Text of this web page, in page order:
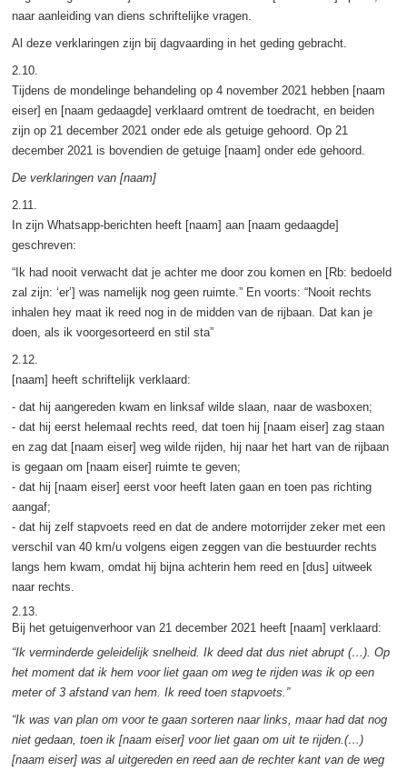
naar aanleiding van diens schriftelijke vragen.
Al deze verklaringen zijn bij dagvaarding in het geding gebracht.
2.10.
Tijdens de mondelinge behandeling op 4 november 2021 hebben [naam
eiser] en [naam gedaagde] verklaard omtrent de toedracht, en beiden
zijn op 21 december 2021 onder ede als getuige gehoord. Op 21
december 2021 is bovendien de getuige [naam] onder ede gehoord.
De verklaringen van [naam]
2.11.
In zijn Whatsapp-berichten heeft [naam] aan [naam gedaagde]
geschreven:
“Ik had nooit verwacht dat je achter me door zou komen en [Rb: bedoeld
zal zijn: ‘er’] was namelijk nog geen ruimte.” En voorts: “Nooit rechts
inhalen hey maat ik reed nog in de midden van de rijbaan. Dat kan je
doen, als ik voorgesorteerd en stil sta”
2.12.
[naam] heeft schriftelijk verklaard:
- dat hij aangereden kwam en linksaf wilde slaan, naar de wasboxen;
- dat hij eerst helemaal rechts reed, dat toen hij [naam eiser] zag staan
en zag dat [naam eiser] weg wilde rijden, hij naar het hart van de rijbaan
is gegaan om [naam eiser] ruimte te geven;
- dat hij [naam eiser] eerst voor heeft laten gaan en toen pas richting
aangaf;
- dat hij zelf stapvoets reed en dat de andere motorrijder zeker met een
verschil van 40 km/u volgens eigen zeggen van die bestuurder rechts
langs hem kwam, omdat hij bijna achterin hem reed en [dus] uitweek
naar rechts.
2.13.
Bij het getuigenverhoor van 21 december 2021 heeft [naam] verklaard:
“Ik verminderde geleidelijk snelheid. Ik deed dat dus niet abrupt (…). Op
het moment dat ik hem voor liet gaan om weg te rijden was ik op een
meter of 3 afstand van hem. Ik reed toen stapvoets.”
“Ik was van plan om voor te gaan sorteren naar links, maar had dat nog
niet gedaan, toen ik [naam eiser] voor liet gaan om uit te rijden.(…)
[naam eiser] was al uitgereden en reed aan de rechter kant van de weg